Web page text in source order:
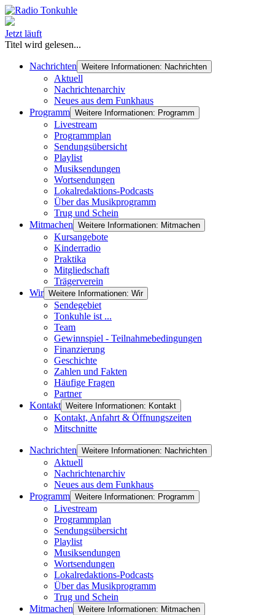
Jetzt läuft
Titel wird gelesen...
Nachrichten Weitere Informationen: Nachrichten
Aktuell
Nachrichtenarchiv
Neues aus dem Funkhaus
Programm Weitere Informationen: Programm
Livestream
Programmplan
Sendungsübersicht
Playlist
Musiksendungen
Wortsendungen
Lokalredaktions-Podcasts
Über das Musikprogramm
Trug und Schein
Mitmachen Weitere Informationen: Mitmachen
Kursangebote
Kinderradio
Praktika
Mitgliedschaft
Trägerverein
Wir Weitere Informationen: Wir
Sendegebiet
Tonkuhle ist ...
Team
Gewinnspiel - Teilnahmebedingungen
Finanzierung
Geschichte
Zahlen und Fakten
Häufige Fragen
Partner
Kontakt Weitere Informationen: Kontakt
Kontakt, Anfahrt & Öffnungszeiten
Mitschnitte
Nachrichten Weitere Informationen: Nachrichten
Aktuell
Nachrichtenarchiv
Neues aus dem Funkhaus
Programm Weitere Informationen: Programm
Livestream
Programmplan
Sendungsübersicht
Playlist
Musiksendungen
Wortsendungen
Lokalredaktions-Podcasts
Über das Musikprogramm
Trug und Schein
Mitmachen Weitere Informationen: Mitmachen